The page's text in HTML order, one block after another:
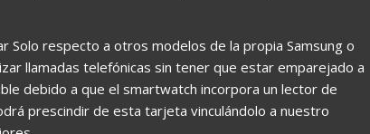
Solo respecto a otros modelos de la propia Samsung o
llamadas telefónicas sin tener que estar emparejado a
debido a que el smartwatch incorpora un lector de
prescindir de esta tarjeta vinculándolo a nuestro